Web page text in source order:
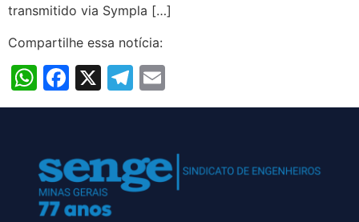
transmitido via Sympla […]
Compartilhe essa notícia:
WhatsApp
Facebook
X Telegram